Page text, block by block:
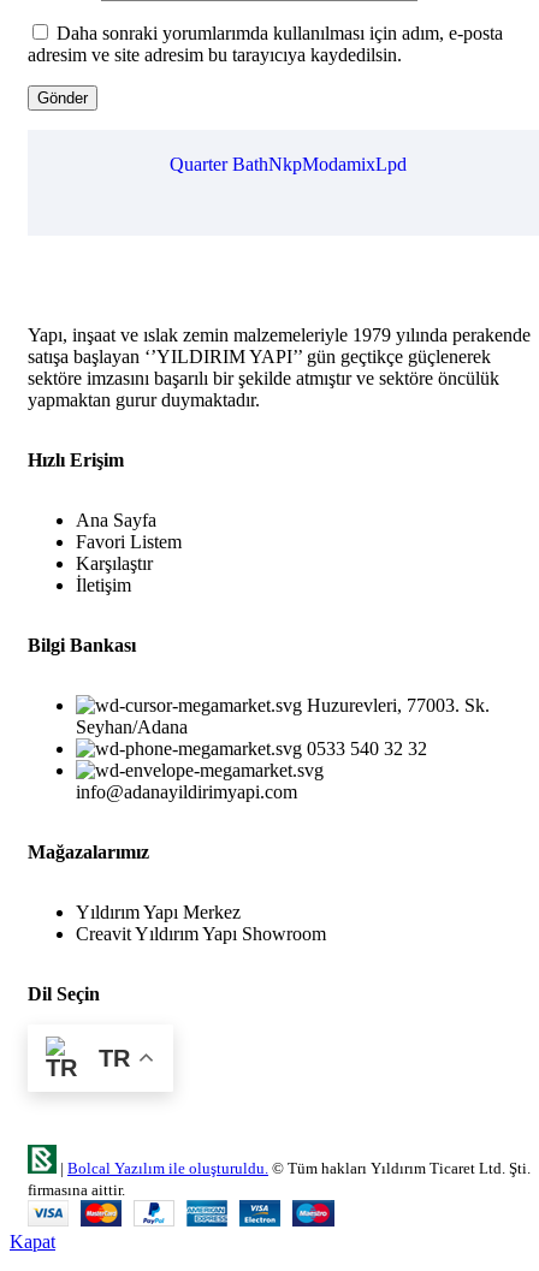
Daha sonraki yorumlarımda kullanılması için adım, e-posta
adresim ve site adresim bu tarayıcıya kaydedilsin.
Quarter BathNkpModamixLpd
Yapı, inşaat ve ıslak zemin malzemeleriyle 1979 yılında perakende
satışa başlayan ‘’YILDIRIM YAPI’’ gün geçtikçe güçlenerek
sektöre imzasını başarılı bir şekilde atmıştır ve sektöre öncülük
yapmaktan gurur duymaktadır.
Hızlı Erişim
Ana Sayfa
Favori Listem
Karşılaştır
İletişim
Bilgi Bankası
Huzurevleri, 77003. Sk.
Seyhan/Adana
0533 540 32 32
info@adanayildirimyapi.com
Mağazalarımız
Yıldırım Yapı Merkez
Creavit Yıldırım Yapı Showroom
Dil Seçin
TR
| Bolcal Yazılım ile oluşturuldu. © Tüm hakları Yıldırım Ticaret Ltd. Şti.
firmasına aittir.
Kapat